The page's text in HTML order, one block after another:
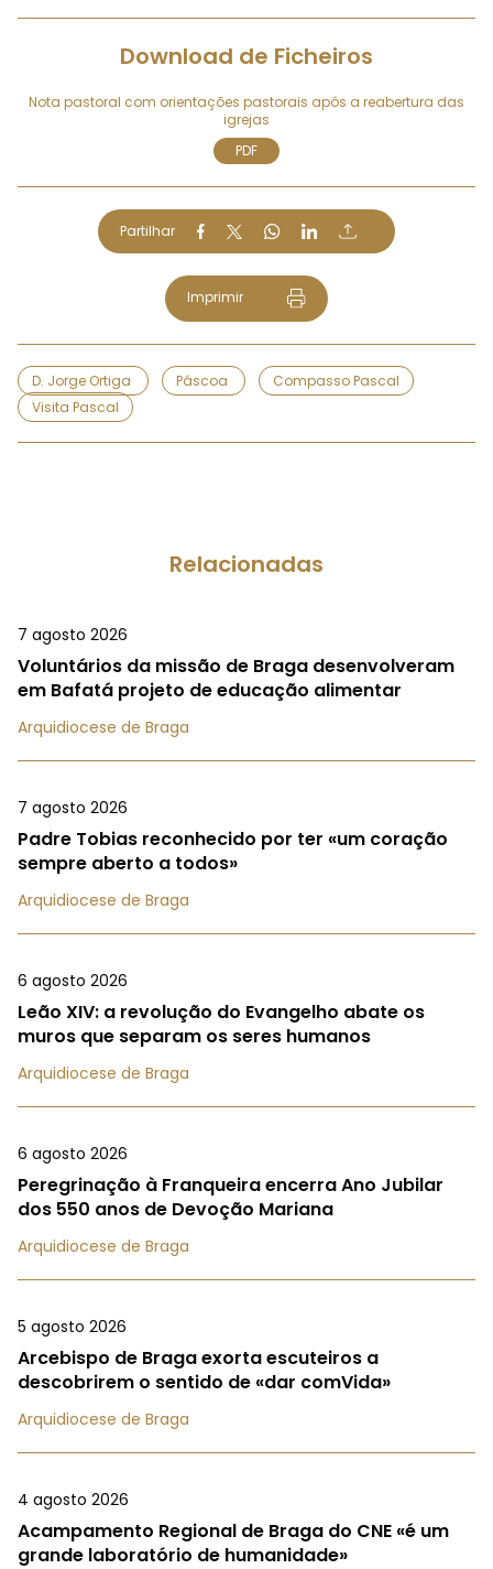
Download de Ficheiros
Nota pastoral com orientações pastorais após a reabertura das
igrejas
PDF
Partilhar
Imprimir
D. Jorge Ortiga Páscoa
Compasso Pascal
Visita Pascal
Relacionadas
7 agosto 2026
Voluntários da missão de Braga desenvolveram
em Bafatá projeto de educação alimentar
Arquidiocese de Braga
7 agosto 2026
Padre Tobias reconhecido por ter «um coração
sempre aberto a todos»
Arquidiocese de Braga
6 agosto 2026
Leão XIV: a revolução do Evangelho abate os
muros que separam os seres humanos
Arquidiocese de Braga
6 agosto 2026
Peregrinação à Franqueira encerra Ano Jubilar
dos 550 anos de Devoção Mariana
Arquidiocese de Braga
5 agosto 2026
Arcebispo de Braga exorta escuteiros a
descobrirem o sentido de «dar comVida»
Arquidiocese de Braga
4 agosto 2026
Acampamento Regional de Braga do CNE «é um
grande laboratório de humanidade»